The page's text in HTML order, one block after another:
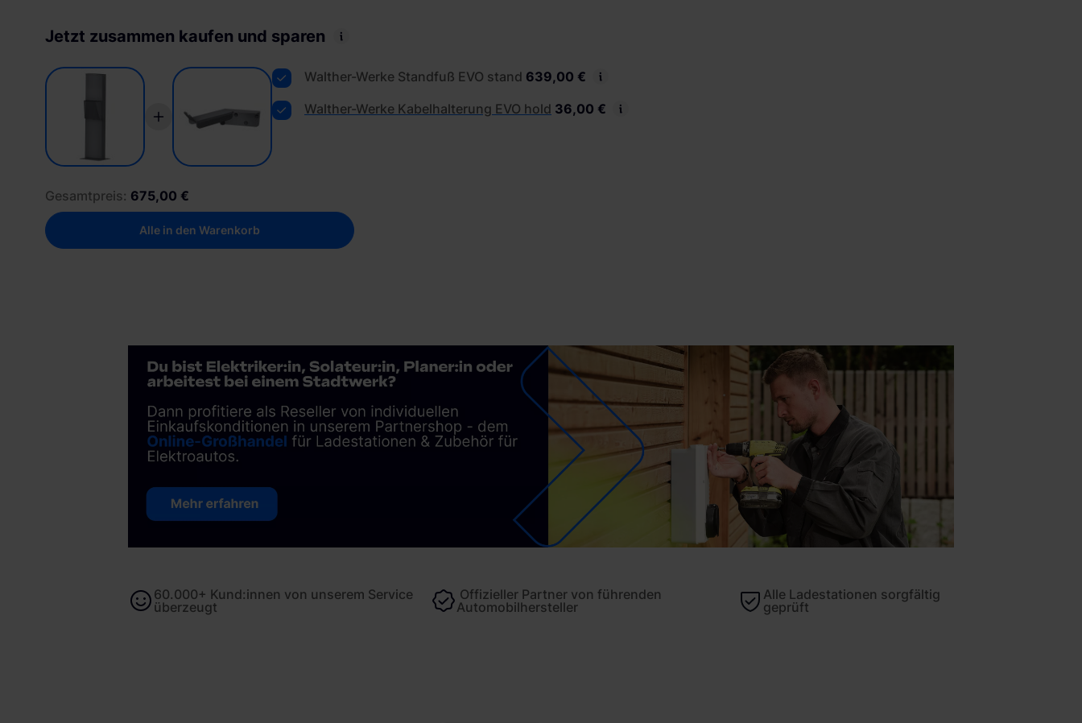
Jetzt zusammen kaufen und sparen
Walther-Werke Standfuß EVO stand 639,00 €
Walther-Werke Kabelhalterung EVO hold 36,00 €
Gesamtpreis: 675,00 €
Alle in den Warenkorb
60.000+ Kund:innen von unserem Service
überzeugt
Offizieller Partner von führenden
Automobilhersteller
Alle Ladestationen sorgfältig
geprüft